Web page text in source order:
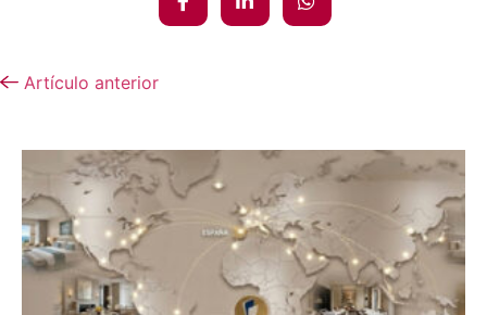
Artículo anterior